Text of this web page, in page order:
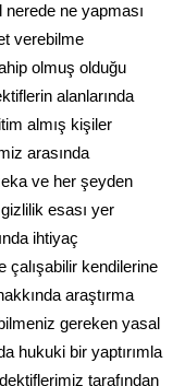
ne yapması
verebilme
olmuş olduğu
alanlarında
almış kişiler
arasında
ve her şeyden
esası yer
ihtiyaç
çalışabilir kendilerine
araştırma
gereken yasal
hukuki bir yaptırımla
tarafından